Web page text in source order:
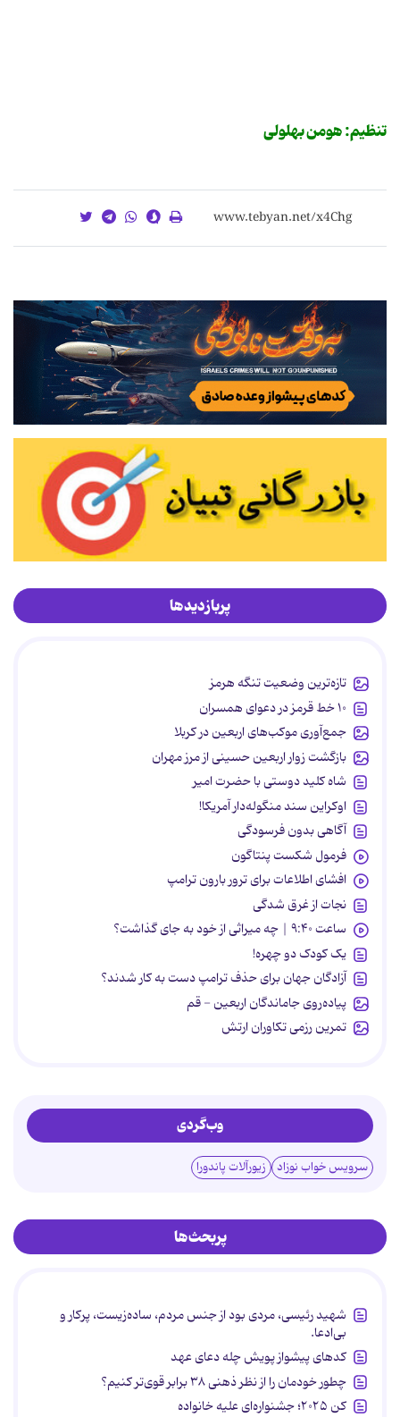
تنظیم: هومن بهلولی
پربازدیدها
تازه‌ترین وضعیت تنگه هرمز
۱۰ خط قرمز در دعوای همسران
جمع‌آوری موکب‌های اربعین در کربلا
بازگشت زوار اربعین حسینی از مرز مهران
شاه کلید دوستی با حضرت امیر
اوکراین سند منگوله‌دار آمریکا!
آگاهی بدون فرسودگی
فرمول شکست پنتاگون
افشای اطلاعات برای ترور بارون ترامپ
نجات از غرق شدگی
ساعت ۹:۴۰ | چه میراثی از خود به جای گذاشت؟
یک کودک دو چهره!
آزادگان جهان برای حذف ترامپ دست به کار شدند؟
پیاده‌روی جاماندگان اربعین - قم
تمرین رزمی تکاوران ارتش
وب‌گردی
سرویس خواب نوزاد زیورآلات پاندورا
پربحث‌ها
شهید رئیسی، مردی بود از جنس مردم، ساده‌زیست، پرکار و
بی‌ادعا.
کدهای پیشواز پویش چله دعای عهد
چطور خودمان را از نظر ذهنی ۳۸ برابر قوی‌تر کنیم؟
کن ۲۰۲۵؛ جشنواره‌ای علیه خانواده